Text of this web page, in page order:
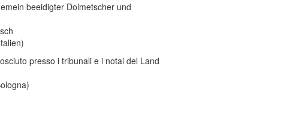
beeidigter Dolmetscher und
presso i tribunali e i notai del Land